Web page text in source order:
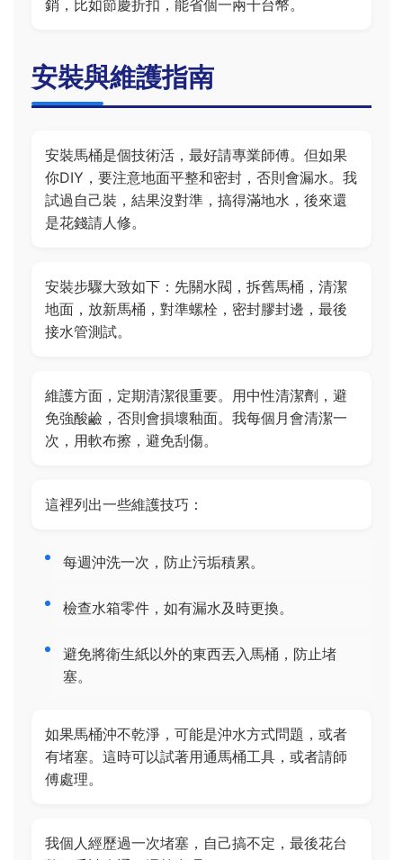
銷，比如節慶折扣，能省個一兩千台幣。
安裝與維護指南
安裝馬桶是個技術活，最好請專業師傅。但如果
你DIY，要注意地面平整和密封，否則會漏水。我
試過自己裝，結果沒對準，搞得滿地水，後來還
是花錢請人修。
安裝步驟大致如下：先關水閥，拆舊馬桶，清潔
地面，放新馬桶，對準螺栓，密封膠封邊，最後
接水管測試。
維護方面，定期清潔很重要。用中性清潔劑，避
免強酸鹼，否則會損壞釉面。我每個月會清潔一
次，用軟布擦，避免刮傷。
這裡列出一些維護技巧：
每週沖洗一次，防止污垢積累。
檢查水箱零件，如有漏水及時更換。
避免將衛生紙以外的東西丟入馬桶，防止堵
塞。
如果馬桶沖不乾淨，可能是沖水方式問題，或者
有堵塞。這時可以試著用通馬桶工具，或者請師
傅處理。
我個人經歷過一次堵塞，自己搞不定，最後花台